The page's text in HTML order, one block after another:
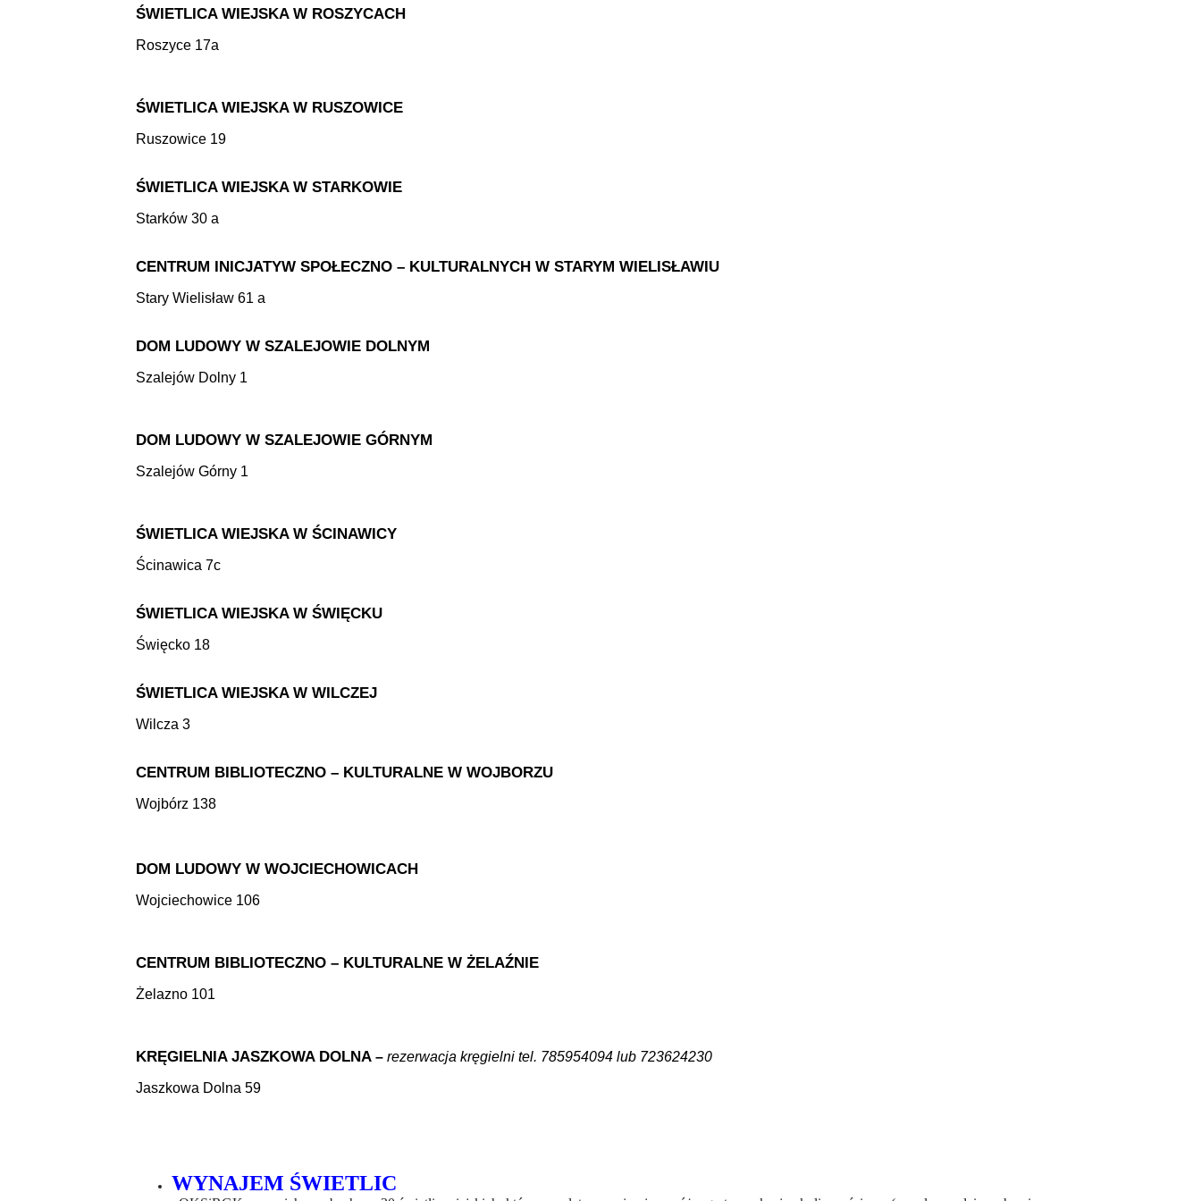
ŚWIETLICA WIEJSKA W ROSZYCACH
Roszyce 17a
ŚWIETLICA WIEJSKA W RUSZOWICE
Ruszowice 19
ŚWIETLICA WIEJSKA W STARKOWIE
Starków 30 a
CENTRUM INICJATYW SPOŁECZNO – KULTURALNYCH W STARYM WIELISŁAWIU
Stary Wielisław 61 a
DOM LUDOWY W SZALEJOWIE DOLNYM
Szalejów Dolny 1
DOM LUDOWY W SZALEJOWIE GÓRNYM
Szalejów Górny 1
ŚWIETLICA WIEJSKA W ŚCINAWICY
Ścinawica 7c
ŚWIETLICA WIEJSKA W ŚWIĘCKU
Święcko 18
ŚWIETLICA WIEJSKA W WILCZEJ
Wilcza 3
CENTRUM BIBLIOTECZNO – KULTURALNE W WOJBORZU
Wojbórz 138
DOM LUDOWY W WOJCIECHOWICACH
Wojciechowice 106
CENTRUM BIBLIOTECZNO – KULTURALNE W ŻELAŹNIE
Żelazno 101
KRĘGIELNIA JASZKOWA DOLNA – rezerwacja kręgielni tel. 785954094 lub 723624230
Jaszkowa Dolna 59
WYNAJEM ŚWIETLIC